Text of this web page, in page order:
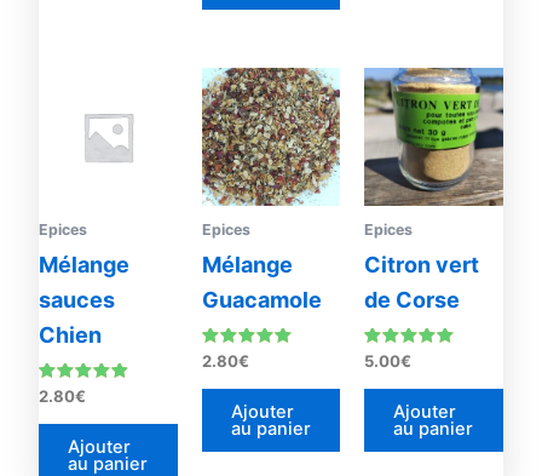
Epices
Mélange
sauces
Chien
Note
4.67
sur 5
2.80€
Ajouter
au panier
Epices
Mélange
Guacamole
Note
4.92
sur 5
2.80€
Ajouter
au panier
Epices
Citron vert
de Corse
Note
4.87
sur 5
5.00€
Ajouter
au panier